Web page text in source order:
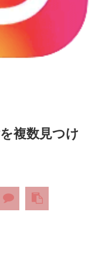
複数見つけ